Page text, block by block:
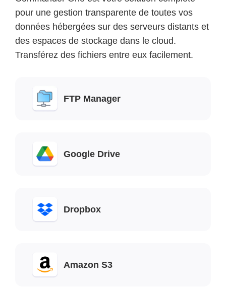
pour une gestion transparente de toutes vos
données hébergées sur des serveurs distants et
des espaces de stockage dans le cloud.
Transférez des fichiers entre eux facilement.
FTP Manager
Google Drive
Dropbox
Amazon S3